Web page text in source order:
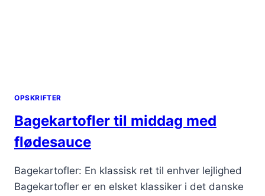
OPSKRIFTER
Bagekartofler til middag med
flødesauce
Bagekartofler: En klassisk ret til enhver lejlighed
Bagekartofler er en elsket klassiker i det danske